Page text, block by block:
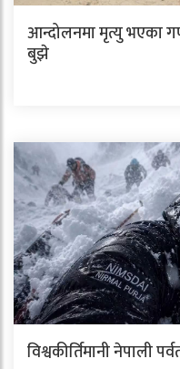
आन्दोलनमा मृत्यु भएका
बुझे
विश्वकीर्तिमानी नेपाली